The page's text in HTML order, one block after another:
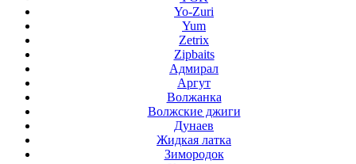
Yo-Zuri
Yum
Zetrix
Zipbaits
Адмирал
Аргут
Волжанка
Волжские джиги
Дунаев
Жидкая латка
Зимородок